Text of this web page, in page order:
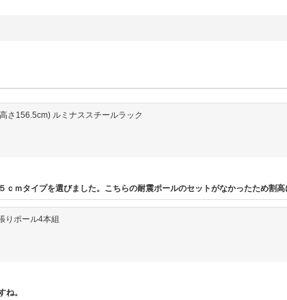
さ156.5cm) ルミナススチールラック
ｍタイプを選びました。こちらの耐震ポールのセットがなかったため割
りポール4本組
ね。